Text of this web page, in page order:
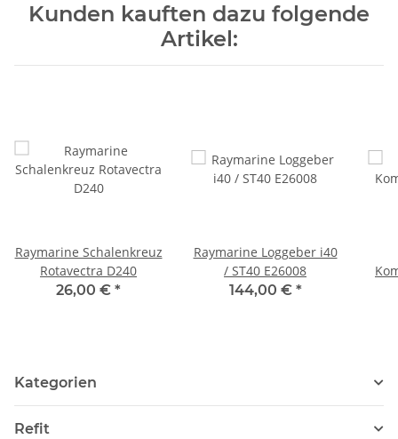
Kunden kauften dazu folgende
Artikel:
Raymarine Schalenkreuz
Rotavectra D240
26,00 € *
Raymarine Loggeber i40
/ ST40 E26008
144,00 € *
Kategorien
Refit